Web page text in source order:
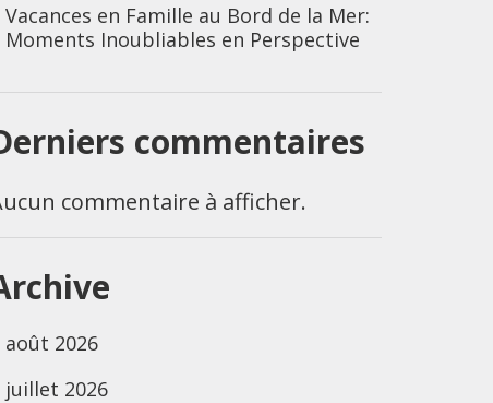
Vacances en Famille au Bord de la Mer:
Moments Inoubliables en Perspective
commentaires
commentaire à afficher.
août 2026
juillet 2026